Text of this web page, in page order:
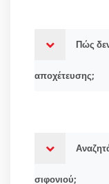
Πώς
αποχέτευσης;
σιφονιού;